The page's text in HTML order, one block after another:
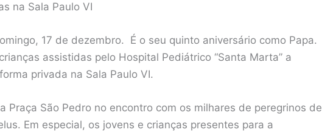
na Sala Paulo VI
17 de dezembro. É o seu quinto aniversário como Papa.
assistidas pelo Hospital Pediátrico “Santa Marta” a
privada na Sala Paulo VI.
Praça São Pedro no encontro com os milhares de peregrinos de
Em especial, os jovens e crianças presentes para a